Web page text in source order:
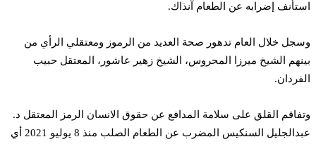
استأنف إضرابه عن الطعام آنذاك.
وسجل خلال العام تدهور صحة العديد من الرموز ومعتقلي الرأي من
بينهم الشيخ ميرزا المحروس، الشيخ زهير عاشور، المعتقل حبيب
الفردان.
وتفاقم القلق على سلامة المدافع عن حقوق الانسان الرمز المعتقل د.
عبدالجليل السنكيس المضرب عن الطعام الصلب منذ 8 يوليو 2021 أي